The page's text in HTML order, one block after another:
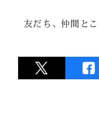
★★★★★
質ともに素晴らしくとて
友だち、仲間と